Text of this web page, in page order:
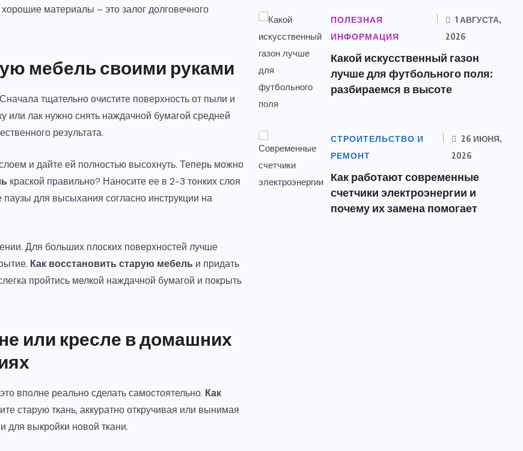
материалы – это залог долговечного
мебель своими руками
тщательно очистите поверхность от пыли и
или лак нужно снять наждачной бумагой средней
результата.
и дайте ей полностью высохнуть. Теперь можно
краской правильно? Наносите ее в 2-3 тонких слоя
для высыхания согласно инструкции на
Для больших плоских поверхностей лучше
Как восстановить старую мебель и придать
пройтись мелкой наждачной бумагой и покрыть
или кресле в домашних
вполне реально сделать самостоятельно. Как
старую ткань, аккуратно откручивая или вынимая
для выкройки новой ткани.
ПОЛЕЗНАЯ
ИНФОРМАЦИЯ
1 АВГУСТА,
2026
Какой искусственный газон
лучше для футбольного поля:
разбираемся в высоте
СТРОИТЕЛЬСТВО И
РЕМОНТ
26 ИЮНЯ,
2026
Как работают современные
счетчики электроэнергии и
почему их замена помогает